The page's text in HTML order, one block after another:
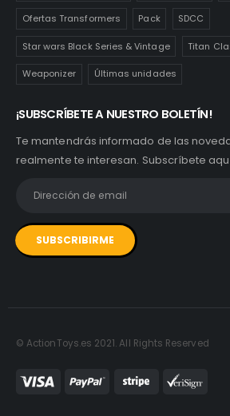
Ofertas Transformers Pack SDCC
Star wars Black Series & Vintage Titan
Weaponizer Últimas unidades
¡SUBSCRÍBETE A NUESTRO BOLETÍN!
Te mantendrás informado de las
realmente te interesan. Subscríbete
© ActionToys.es 2021. All Rights Reserved